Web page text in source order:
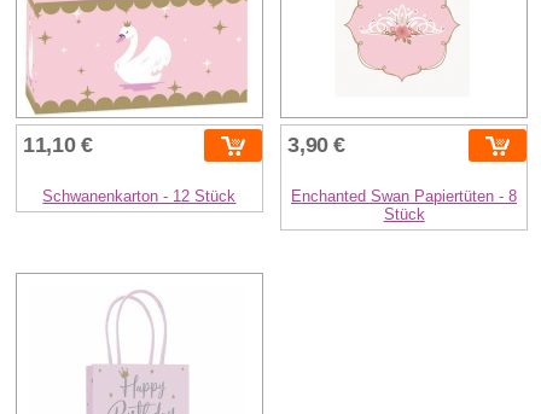
11,10 €
Schwanenkarton - 12 Stück
3,90 €
Enchanted Swan Papiertüten - 8
Stück